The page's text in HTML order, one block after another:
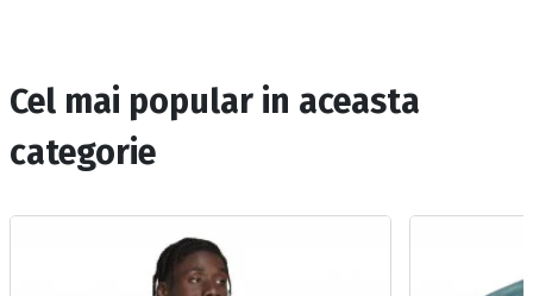
Cel mai popular in aceasta
categorie